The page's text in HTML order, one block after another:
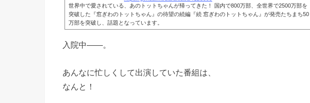
世界中で愛されている、あのトットちゃんが帰ってきた！ 国内で800万部、全世界で2500万部を
突破した『窓ぎわのトットちゃん』の待望の続編『続 窓ぎわのトットちゃん』が発売たちまち50
万部を突破し、話題となっています。
入院中――。
あんなに忙しくして出演していた番組は、
なんと！